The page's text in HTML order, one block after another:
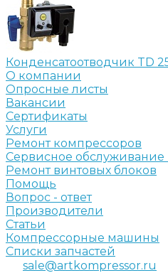
Конденсатоотводчик TD
О компании
Опросные листы
Вакансии
Сертификаты
Услуги
Ремонт компрессоров
Сервисное обслуживание
Ремонт винтовых блоков
Помощь
Вопрос - ответ
Производители
Статьи
Компрессорные машины
Списки запчастей
sale@artkompressor.ru